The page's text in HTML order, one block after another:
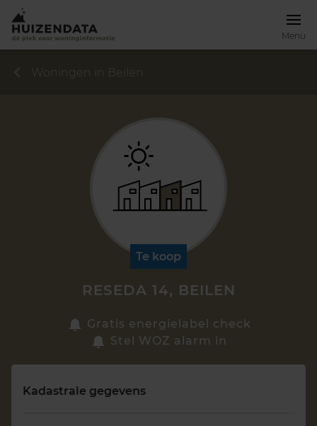
Menu
Zoek een woning
Woningen in Beilen
Te koop
RESEDA 14, BEILEN
Gratis energielabel check
Stel WOZ alarm in
Kadastrale gegevens